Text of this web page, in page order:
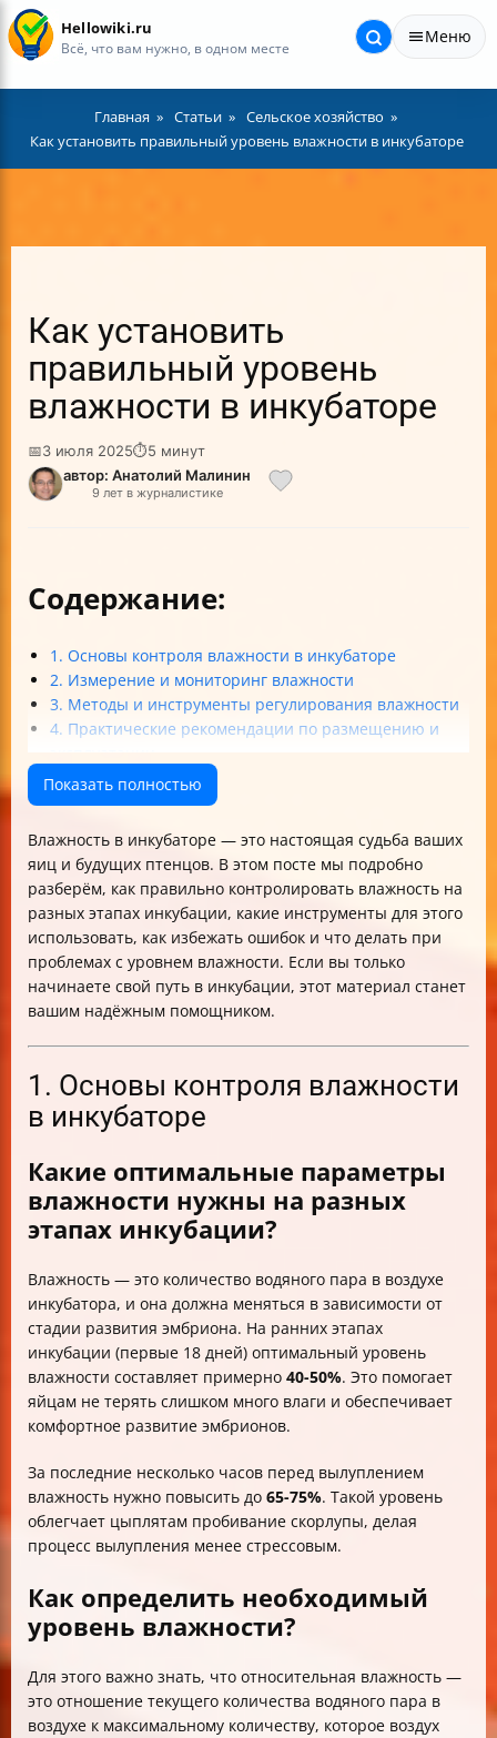
Hellowiki.ru
Всё, что вам нужно, в одном месте
Меню
Главная Статьи
Сельское хозяйство
Как установить правильный уровень влажности в инкубаторе
Как установить
правильный уровень
влажности в инкубаторе
📅3 июля 2025⏱5 минут
автор: Анатолий Малинин
9 лет в журналистике
Содержание:
1. Основы контроля влажности в инкубаторе
2. Измерение и мониторинг влажности
3. Методы и инструменты регулирования влажности
4. Практические рекомендации по размещению и
5. Автоматизация и современные технологии
6. Ошибки и проблемы при регулировании
Таблица оптимальных параметров влажности в
инкубаторе
Итог
Показать полностью
Влажность в инкубаторе — это настоящая судьба ваших
яиц и будущих птенцов. В этом посте мы подробно
разберём, как правильно контролировать влажность на
разных этапах инкубации, какие инструменты для этого
использовать, как избежать ошибок и что делать при
проблемах с уровнем влажности. Если вы только
начинаете свой путь в инкубации, этот материал станет
вашим надёжным помощником.
1. Основы контроля влажности
в инкубаторе
Какие оптимальные параметры
влажности нужны на разных
этапах инкубации?
Влажность — это количество водяного пара в воздухе
инкубатора, и она должна меняться в зависимости от
стадии развития эмбриона. На ранних этапах
инкубации (первые 18 дней) оптимальный уровень
влажности составляет примерно 40-50%. Это помогает
яйцам не терять слишком много влаги и обеспечивает
комфортное развитие эмбрионов.
За последние несколько часов перед вылуплением
влажность нужно повысить до 65-75%. Такой уровень
облегчает цыплятам пробивание скорлупы, делая
процесс вылупления менее стрессовым.
Как определить необходимый
уровень влажности?
Для этого важно знать, что относительная влажность —
это отношение текущего количества водяного пара в
воздухе к максимальному количеству, которое воздух